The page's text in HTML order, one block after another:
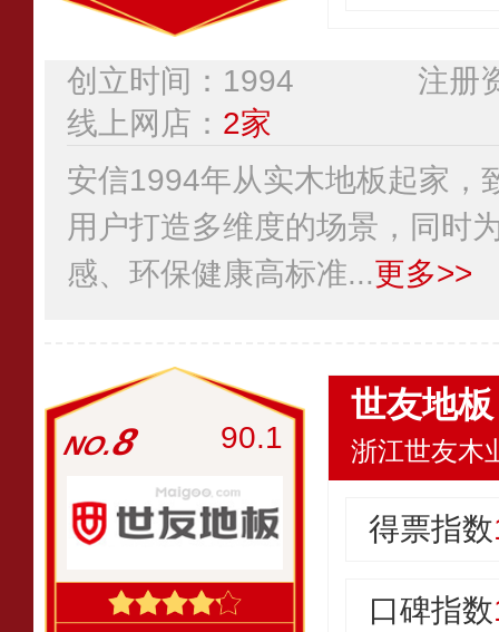
创立时间：1994
注册
线上网店： 2家
安信1994年从实木地板起家，
用户打造多维度的场景，同时
感、环保健康高标准...更多>>
8 90.1
世友地板
浙江世友木
得票指数
口碑指数